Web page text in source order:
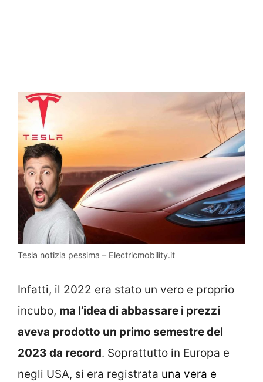
Tesla notizia pessima – Electricmobility.it
Infatti, il 2022 era stato un vero e proprio
incubo, ma l’idea di abbassare i prezzi
aveva prodotto un primo semestre del
2023 da record. Soprattutto in Europa e
negli USA, si era registrata una vera e